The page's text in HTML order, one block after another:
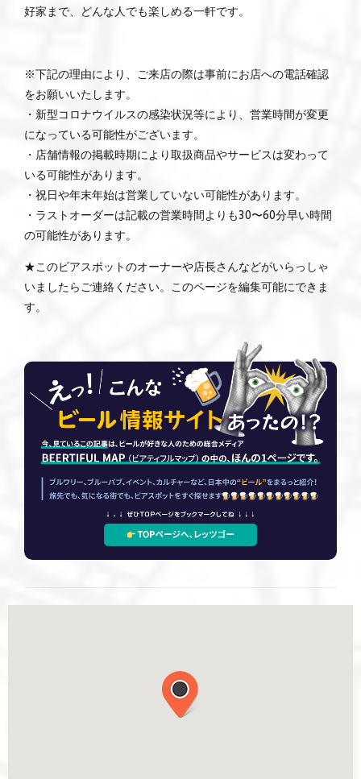
好家まで、どんな人でも楽しめる一軒です。
※下記の理由により、ご来店の際は事前にお店への電話確認
をお願いいたします。
・新型コロナウイルスの感染状況等により、営業時間が変更
になっている可能性がございます。
・店舗情報の掲載時期により取扱商品やサービスは変わって
いる可能性があります。
・祝日や年末年始は営業していない可能性があります。
・ラストオーダーは記載の営業時間よりも30〜60分早い時間
の可能性があります。
★このビアスポットのオーナーや店長さんなどがいらっしゃ
いましたらご連絡ください。このページを編集可能にできま
す。